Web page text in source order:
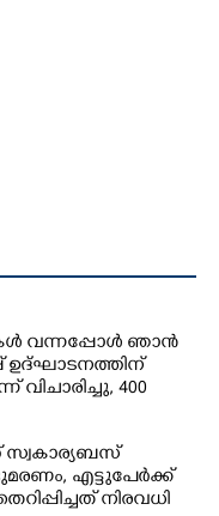
വന്നപ്പോൾ ഞാൻ
400
എട്ടുപേർക്ക്
നിരവധി